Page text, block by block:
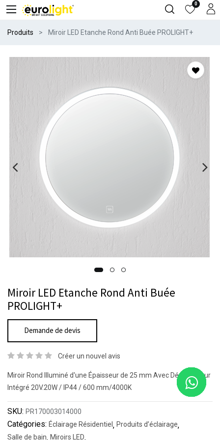
0
Produits Miroir LED Etanche Rond Anti Buée PROLIGHT+
Miroir LED Etanche Rond Anti Buée
PROLIGHT+
Demande de devis
Créer un nouvel avis
Miroir Rond Illuminé d'une Épaisseur de 25 mm Avec Désembueur
Intégré 20V.20W / IP44 / 600 mm/4000K
SKU: PR170003014000
Catégories: Éclairage Résidentiel , Produits d’éclairage,
Salle de bain, Miroirs LED,